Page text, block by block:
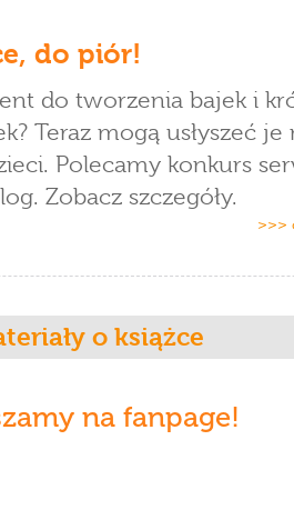
do piór!
do tworzenia bajek i
Teraz mogą usłyszeć
Polecamy konkurs
Zobacz szczegóły.
>>>
o książce
na fanpage!